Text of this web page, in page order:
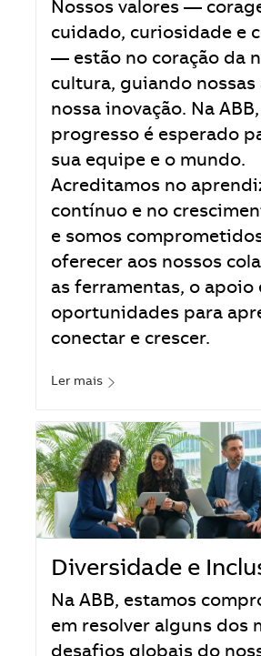
Nossos valores —
cuidado, curiosidade e
— estão no coração da
cultura, guiando nossas
nossa inovação. Na
progresso é esperado
sua equipe e o mundo.
Acreditamos no
contínuo e no
e somos
oferecer aos nossos
as ferramentas, o apoio
oportunidades para
conectar e crescer.
Ler mais
Diversidade e
Na ABB, estamos
em resolver alguns dos